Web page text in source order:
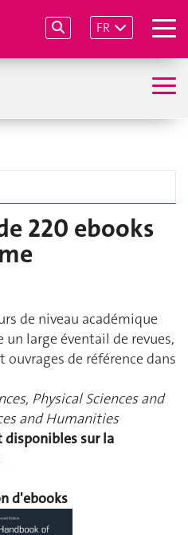
FR
220 ebooks
de niveau académique
large éventail de revues,
ouvrages de référence dans
Physical Sciences and
and Humanities
disponibles sur la
d'ebooks